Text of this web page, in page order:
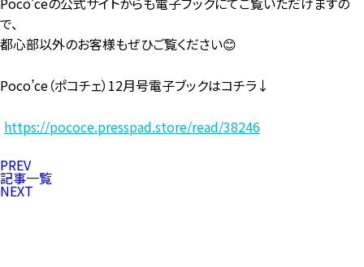
で、
都心部以外のお客様もぜひご覧ください😊
Poco’ce（ポコチェ）12月号電子ブックはコチラ↓
https://pococe.presspad.store/read/38246
PREV
記事一覧
NEXT